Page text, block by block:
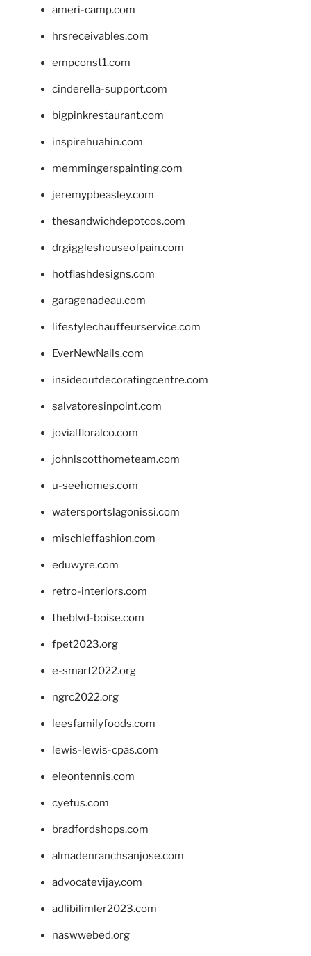
ameri-camp.com
hrsreceivables.com
empconst1.com
cinderella-support.com
bigpinkrestaurant.com
inspirehuahin.com
memmingerspainting.com
jeremypbeasley.com
thesandwichdepotcos.com
drgiggleshouseofpain.com
hotflashdesigns.com
garagenadeau.com
lifestylechauffeurservice.com
EverNewNails.com
insideoutdecoratingcentre.com
salvatoresinpoint.com
jovialfloralco.com
johnlscotthometeam.com
u-seehomes.com
watersportslagonissi.com
mischieffashion.com
eduwyre.com
retro-interiors.com
theblvd-boise.com
fpet2023.org
e-smart2022.org
ngrc2022.org
leesfamilyfoods.com
lewis-lewis-cpas.com
eleontennis.com
cyetus.com
bradfordshops.com
almadenranchsanjose.com
advocatevijay.com
adlibilimler2023.com
naswwebed.org